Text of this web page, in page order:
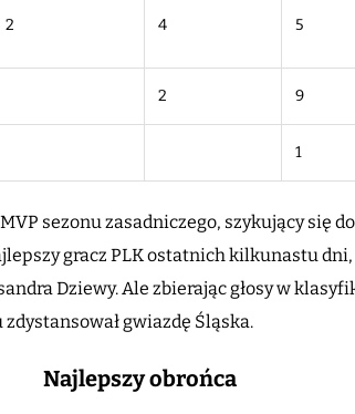
2 4 5
2 9
1
sezonu zasadniczego, szykujący się
gracz PLK ostatnich kilkunastu
Dziewy. Ale zbierając głosy w
gwiazdę Śląska.
Najlepszy obrońca